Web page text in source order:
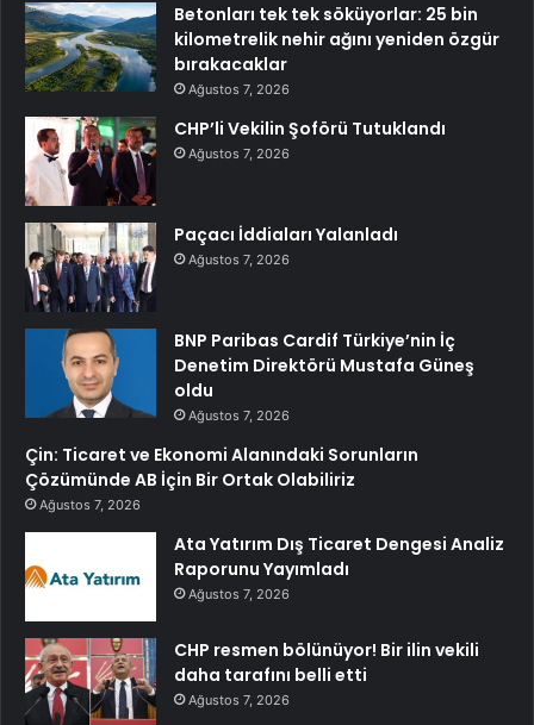
Betonları tek tek söküyorlar: 25 bin
kilometrelik nehir ağını yeniden özgür
bırakacaklar
Ağustos 7, 2026
CHP’li Vekilin Şoförü Tutuklandı
Ağustos 7, 2026
Paçacı İddiaları Yalanladı
Ağustos 7, 2026
BNP Paribas Cardif Türkiye’nin İç
Denetim Direktörü Mustafa Güneş
oldu
Ağustos 7, 2026
Çin: Ticaret ve Ekonomi Alanındaki Sorunların
Çözümünde AB İçin Bir Ortak Olabiliriz
Ağustos 7, 2026
Ata Yatırım Dış Ticaret Dengesi Analiz
Raporunu Yayımladı
Ağustos 7, 2026
CHP resmen bölünüyor! Bir ilin vekili
daha tarafını belli etti
Ağustos 7, 2026